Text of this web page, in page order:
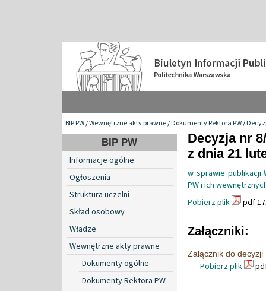
BIP PW/Wewnętrzne akty prawne/Dokumenty Rektora PW/
BIP PW
Informacje ogólne
Ogłoszenia
Struktura uczelni
Skład osobowy
Władze
Wewnętrzne akty prawne
Dokumenty ogólne
Dokumenty Rektora PW
Decyzja nr
z dnia 21
w sprawie publikacji
PW i ich
Pobierz plik
pdf
Załączniki:
Załącznik do
Pobierz plik